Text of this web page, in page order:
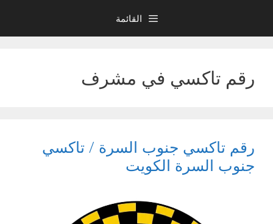
المحتوى
القائمة
رقم تاكسي في مشرف
رقم تاكسي جنوب السرة / تاكسي
جنوب السرة الكويت